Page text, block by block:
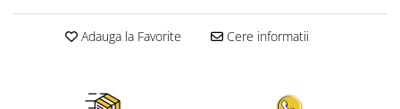
Adauga la Favorite Cere informatii